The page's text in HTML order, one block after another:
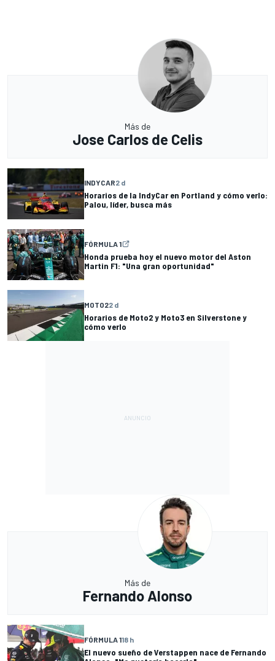
Más de
Jose Carlos de Celis
INDYCAR2 d
Horarios de la IndyCar en Portland y cómo verlo:
Palou, líder, busca más
FÓRMULA 1
Honda prueba hoy el nuevo motor del Aston
Martin F1: "Una gran oportunidad"
MOTO22 d
Horarios de Moto2 y Moto3 en Silverstone y
cómo verlo
Más de
Fernando Alonso
FÓRMULA 118 h
El nuevo sueño de Verstappen nace de Fernando